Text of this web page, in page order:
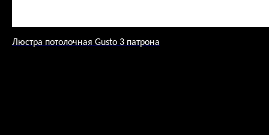
Люстра потолочная Gusto 3 патрона